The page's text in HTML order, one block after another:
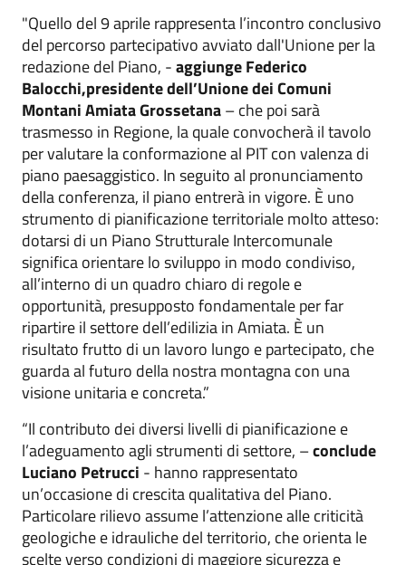
"Quello del 9 aprile rappresenta l’incontro conclusivo
del percorso partecipativo avviato dall'Unione per la
redazione del Piano, -aggiunge Federico
Balocchi,presidente dell’Unione dei Comuni
Montani Amiata Grossetana– che poi sarà
trasmesso in Regione, la quale convocherà il tavolo
per valutare la conformazione al PIT con valenza di
piano paesaggistico. In seguito al pronunciamento
della conferenza, il piano entrerà in vigore. È uno
strumento di pianificazione territoriale molto atteso:
dotarsi di un Piano Strutturale Intercomunale
significa orientare lo sviluppo in modo condiviso,
all’interno di un quadro chiaro di regole e
opportunità, presupposto fondamentale per far
ripartire il settore dell’edilizia in Amiata. È un
risultato frutto di un lavoro lungo e partecipato, che
guarda al futuro della nostra montagna con una
visione unitaria e concreta.”
“Il contributo dei diversi livelli di pianificazionee
l’adeguamento agli strumenti di settore, –conclude
Luciano Petrucci - hanno rappresentato
un’occasione di crescita qualitativa del Piano.
Particolare rilievo assume l’attenzione alle criticità
geologiche e idrauliche del territorio, che orienta le
scelte verso condizioni di maggiore sicurezza e